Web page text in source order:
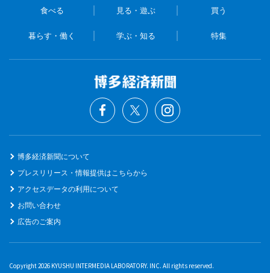
食べる 見る・遊ぶ 買う
暮らす・働く 学ぶ・知る 特集
博多経済新聞について
プレスリリース・情報提供はこちらから
アクセスデータの利用について
お問い合わせ
広告のご案内
Copyright 2026 KYUSHU INTERMEDIA LABORATORY. INC. All rights reserved.